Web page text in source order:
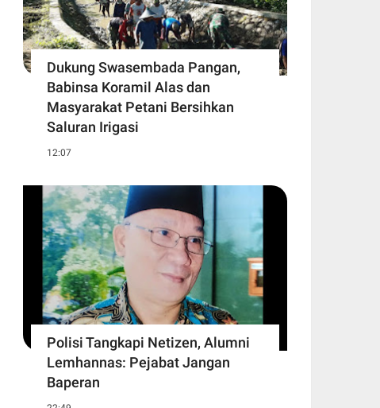
Dukung Swasembada Pangan,
Babinsa Koramil Alas dan
Masyarakat Petani Bersihkan
Saluran Irigasi
12:07
Polisi Tangkapi Netizen, Alumni
Lemhannas: Pejabat Jangan
Baperan